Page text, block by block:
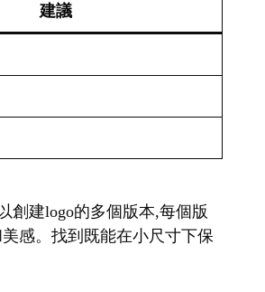
建議
創建logo的多個版本,每個版
感。找到既能在小尺寸下保